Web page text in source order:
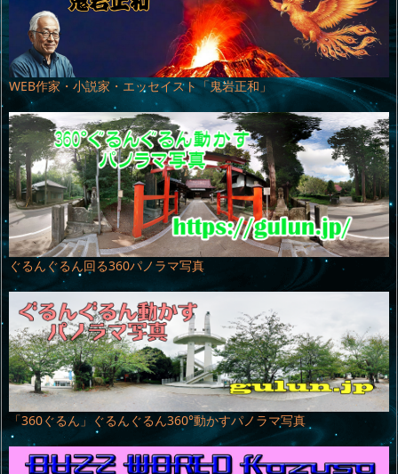
WEB作家・小説家・エッセイスト「鬼岩正和」
ぐるんぐるん回る360パノラマ写真
「360ぐるん」ぐるんぐるん360°動かすパノラマ写真